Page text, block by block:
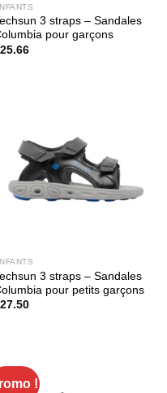
3 straps – Sandales
pour garçons
25.66
3 straps – Sandales
pour petits garçons
27.50
!